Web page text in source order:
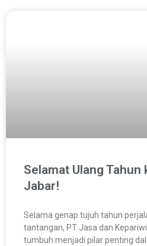
Selamat Ulang
Jabar!
Selama genap tujuh tahun
tantangan, PT Jasa dan
tumbuh menjadi pilar penting